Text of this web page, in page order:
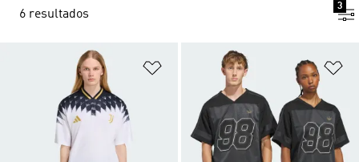
6 resultados
3
Añadir a la lista de deseos